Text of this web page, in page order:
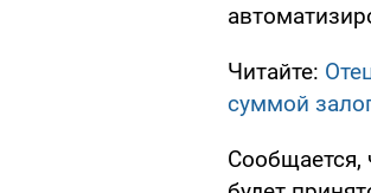
Читайте:
суммой
Сообщается,